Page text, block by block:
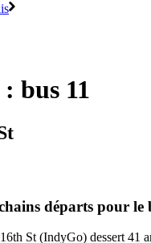
bus 11
départs pour le
St (IndyGo) dessert 41